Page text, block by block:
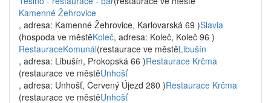
Kamenné Žehrovice
, adresa: Kamenné Žehrovice, Karlovarská 69 )Slavia
(hospoda ve městěKoleč, adresa: Koleč, Koleč 96 )
RestauraceKomunál(restaurace ve městěLibušín
, adresa: Libušín, Prokopská 66 )Restaurace Krčma
(restaurace ve městěUnhošť
, adresa: Unhošť, Červený Újezd 280 )Restaurace Krčma
(restaurace ve městěUnhošť